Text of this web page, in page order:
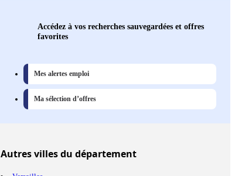
Accédez à vos recherches sauvegardées et offres
favorites
Mes alertes emploi
Ma sélection d’offres
Autresvillesdu département